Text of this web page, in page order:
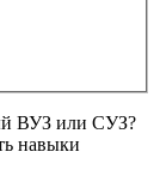
ВУЗ или СУЗ?
навыки